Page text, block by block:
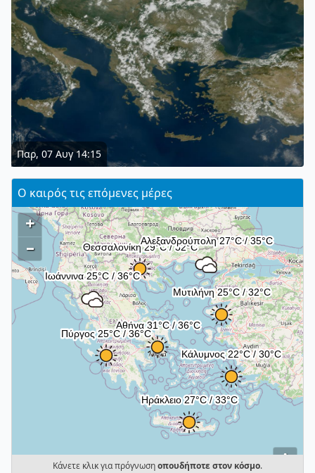
Παρ, 07 Αυγ 14:15
Ο καιρός τις επόμενες μέρες
i
+
–
Κάνετε κλικ για πρόγνωσηοπουδήποτε στον κόσμο.